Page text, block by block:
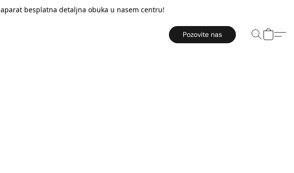
besplatna detaljna obuka u nasem centru!
Pozovite nas